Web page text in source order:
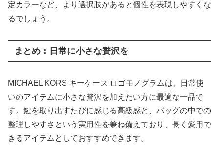
定カラーなど、より選択肢があると個性を表現しやすくな
るでしょう。
まとめ：日常に小さな贅沢を
MICHAEL KORS キーケース ロゴモノグラムは、日常使
いのアイテムに小さな贅沢を加えたい方に最適な一品で
す。鍵を取り出すたびに感じる高級感と、バッグの中での
整理しやすさという実用性を兼ね備えており、長く愛用で
きるアイテムとしておすすめできます。